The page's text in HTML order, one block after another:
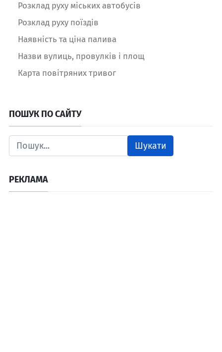
Розклад руху міських автобусів
Розклад руху поїздів
Наявність та ціна палива
Назви вулиць, провулків і площ
Карта повітряних тривог
ПОШУК ПО САЙТУ
Шукати
РЕКЛАМА